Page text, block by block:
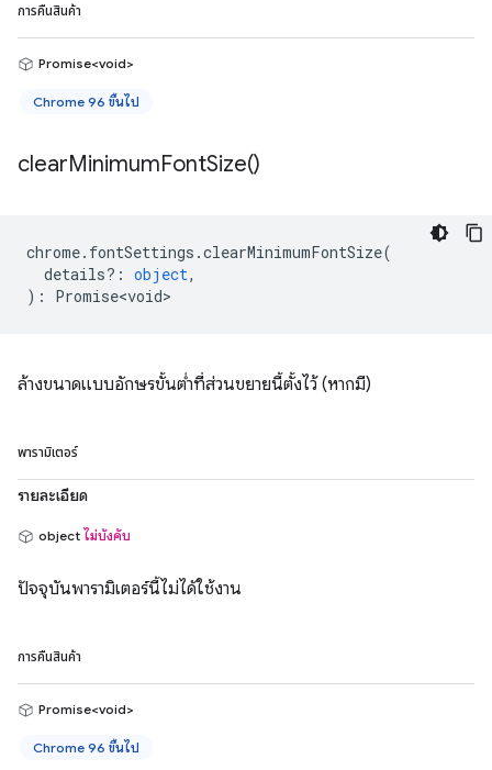
การคืนสินค้า
Promise<void>
Chrome 96 ขึ้นไป
clearMinimumFontSize()
chrome. fontSettings .clearMinimumFontSize(
details? : object,
) : Promise<void>
ล้างขนาดแบบอักษรขั้นต่ำที่ส่วนขยายนี้ตั้งไว้ (หากมี)
พารามิเตอร์
รายละเอียด
object ไม่บังคับ
ปัจจุบันพารามิเตอร์นี้ไม่ได้ใช้งาน
การคืนสินค้า
Promise<void>
Chrome 96 ขึ้นไป